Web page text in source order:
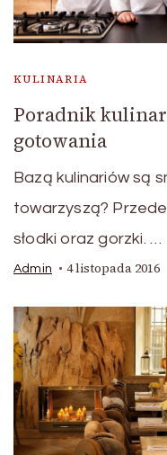
KULINARIA
Poradnik
gotowania
Bazą kulinariów są
towarzyszą? Przede
słodki oraz gorzki. …
Admin 4 listopada 2016